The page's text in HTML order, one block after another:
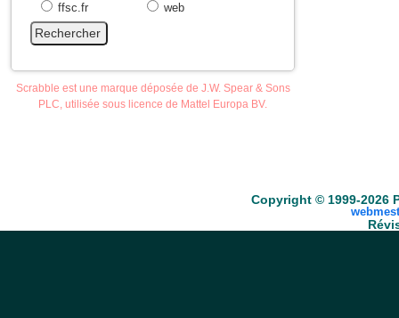
ffsc.fr
web
Scrabble est une marque déposée de J.W. Spear & Sons
PLC, utilisée sous licence de Mattel Europa BV.
Copyright © 1999-2026